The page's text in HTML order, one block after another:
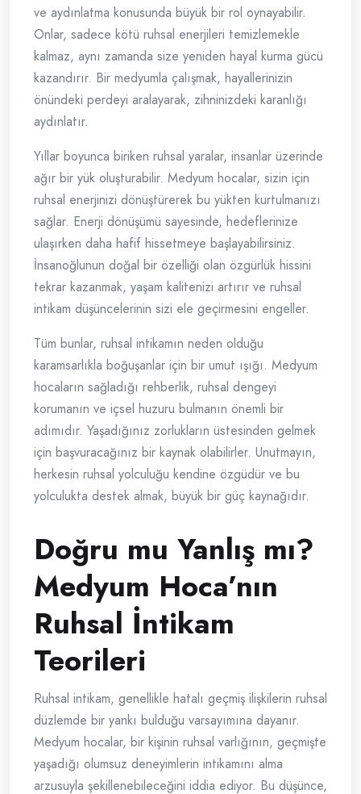
ve aydınlatma konusunda büyük bir rol oynayabilir.
Onlar, sadece kötü ruhsal enerjileri temizlemekle
kalmaz, aynı zamanda size yeniden hayal kurma gücü
kazandırır. Bir medyumla çalışmak, hayallerinizin
önündeki perdeyi aralayarak, zihninizdeki karanlığı
aydınlatır.
Yıllar boyunca biriken ruhsal yaralar, insanlar üzerinde
ağır bir yük oluşturabilir. Medyum hocalar, sizin için
ruhsal enerjinizi dönüştürerek bu yükten kurtulmanızı
sağlar. Enerji dönüşümü sayesinde, hedeflerinize
ulaşırken daha hafif hissetmeye başlayabilirsiniz.
İnsanoğlunun doğal bir özelliği olan özgürlük hissini
tekrar kazanmak, yaşam kalitenizi artırır ve ruhsal
intikam düşüncelerinin sizi ele geçirmesini engeller.
Tüm bunlar, ruhsal intikamın neden olduğu
karamsarlıkla boğuşanlar için bir umut ışığı. Medyum
hocaların sağladığı rehberlik, ruhsal dengeyi
korumanın ve içsel huzuru bulmanın önemli bir
adımıdır. Yaşadığınız zorlukların üstesinden gelmek
için başvuracağınız bir kaynak olabilirler. Unutmayın,
herkesin ruhsal yolculuğu kendine özgüdür ve bu
yolculukta destek almak, büyük bir güç kaynağıdır.
Doğru mu Yanlış mı?
Medyum Hoca’nın
Ruhsal İntikam
Teorileri
Ruhsal intikam, genellikle hatalı geçmiş ilişkilerin ruhsal
düzlemde bir yankı bulduğu varsayımına dayanır.
Medyum hocalar, bir kişinin ruhsal varlığının, geçmişte
yaşadığı olumsuz deneyimlerin intikamını alma
arzusuyla şekillenebileceğini iddia ediyor. Bu düşünce,